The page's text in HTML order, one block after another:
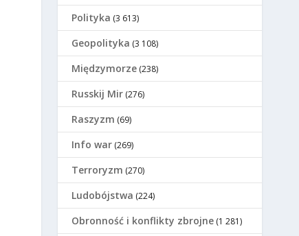
Polityka (3 613)
Geopolityka (3 108)
Międzymorze (238)
Russkij Mir (276)
Raszyzm (69)
Info war (269)
Terroryzm (270)
Ludobójstwa (224)
Оbronność i konflikty zbrojne (1 281)